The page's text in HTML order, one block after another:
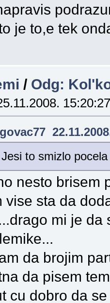
je to,e tek
/ Odg:
to smizlo
nesto brisem
vise sta da
mi je
da brojim
da pisem
cu dobro da